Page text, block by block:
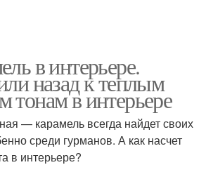
в интерьере.
назад к теплым
тонам в интерьере
— карамель всегда найдет своих
среди гурманов. А как насчет
в интерьере?